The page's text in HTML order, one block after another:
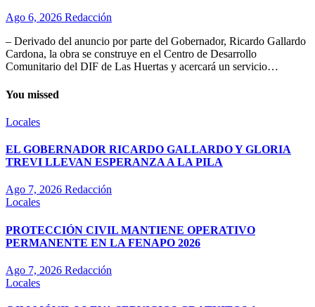
Ago 6, 2026 Redacción
– Derivado del anuncio por parte del Gobernador, Ricardo Gallardo
Cardona, la obra se construye en el Centro de Desarrollo
Comunitario del DIF de Las Huertas y acercará un servicio…
You missed
Locales
EL GOBERNADOR RICARDO GALLARDO Y GLORIA
TREVI LLEVAN ESPERANZA A LA PILA
Ago 7, 2026 Redacción
Locales
PROTECCIÓN CIVIL MANTIENE OPERATIVO
PERMANENTE EN LA FENAPO 2026
Ago 7, 2026 Redacción
Locales